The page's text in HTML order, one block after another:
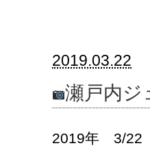
2019.03.22
瀬戸内ジ
2019年 3/22